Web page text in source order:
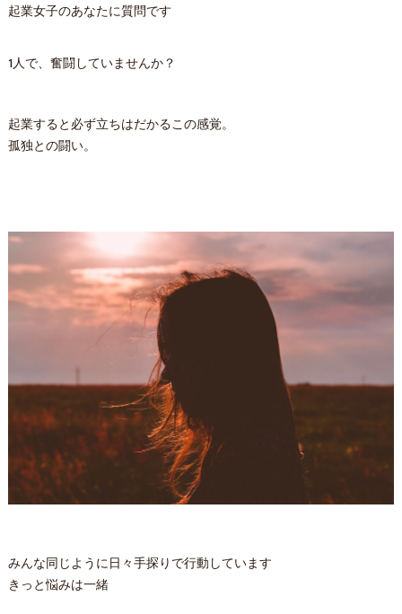
起業女子のあなたに質問です
1人で、奮闘していませんか？
起業すると必ず立ちはだかるこの感覚。
孤独との闘い。
みんな同じように日々手探りで行動しています
きっと悩みは一緒